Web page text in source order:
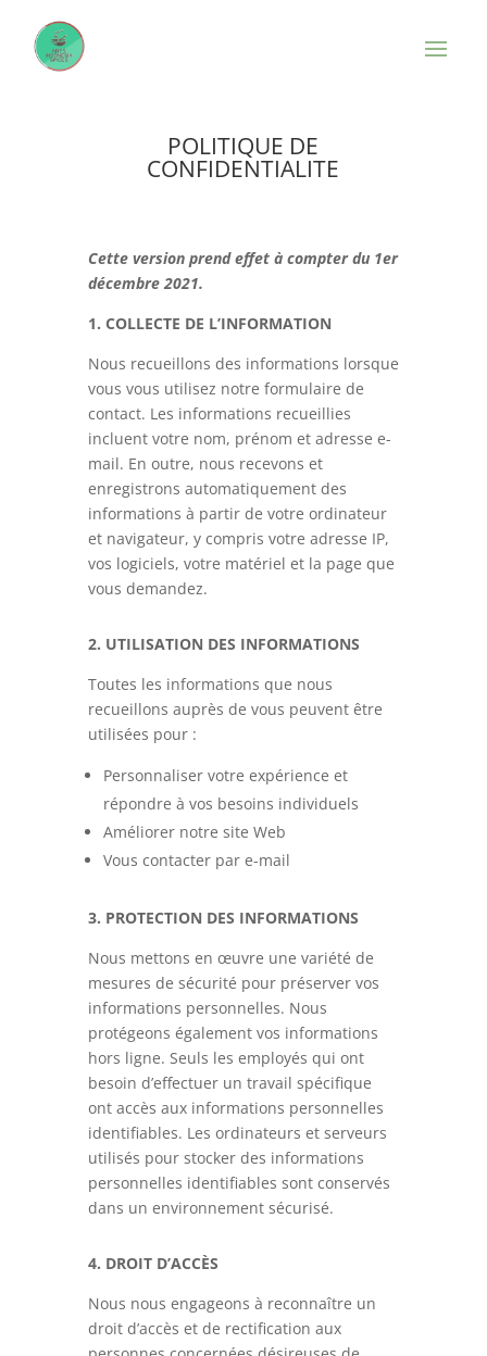
POLITIQUE DE
CONFIDENTIALITE
Cette version prend effet à compter du 1er
décembre 2021.
1. COLLECTE DE L’INFORMATION
Nous recueillons des informations lorsque
vous vous utilisez notre formulaire de
contact. Les informations recueillies
incluent votre nom, prénom et adresse e-
mail. En outre, nous recevons et
enregistrons automatiquement des
informations à partir de votre ordinateur
et navigateur, y compris votre adresse IP,
vos logiciels, votre matériel et la page que
vous demandez.
2. UTILISATION DES INFORMATIONS
Toutes les informations que nous
recueillons auprès de vous peuvent être
utilisées pour :
Personnaliser votre expérience et
répondre à vos besoins individuels
Améliorer notre site Web
Vous contacter par e-mail
3. PROTECTION DES INFORMATIONS
Nous mettons en œuvre une variété de
mesures de sécurité pour préserver vos
informations personnelles. Nous
protégeons également vos informations
hors ligne. Seuls les employés qui ont
besoin d’effectuer un travail spécifique
ont accès aux informations personnelles
identifiables. Les ordinateurs et serveurs
utilisés pour stocker des informations
personnelles identifiables sont conservés
dans un environnement sécurisé.
4. DROIT D’ACCÈS
Nous nous engageons à reconnaître un
droit d’accès et de rectification aux